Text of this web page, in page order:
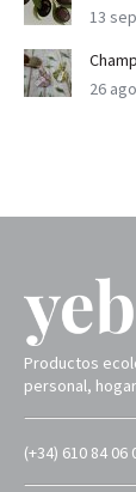
13
26
Productos
personal,
(+34) 610 84 06